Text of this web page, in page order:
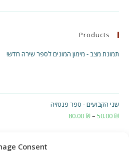
Consent
Products
תמונת מצב - מימון המונים לספר שירה חדש!
שני הקבועים - ספר פנטזיה
50.00 ₪
–
80.00 ₪